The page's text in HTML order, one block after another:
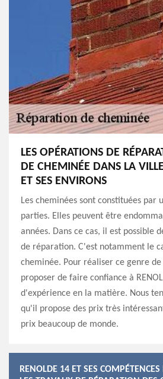
LES OPÉRATIONS DE
DE CHEMINÉE DANS LA
ET SES ENVIRONS
Les cheminées sont constituées par
parties. Elles peuvent être
années. Dans ce cas, il est possible
de réparation. C'est notamment le
cheminée. Pour réaliser ce genre
proposer de faire confiance à
d'expérience en la matière. Nous
qu'il propose des prix très
prix beaucoup de monde.
RENOLDE 14 ET SES